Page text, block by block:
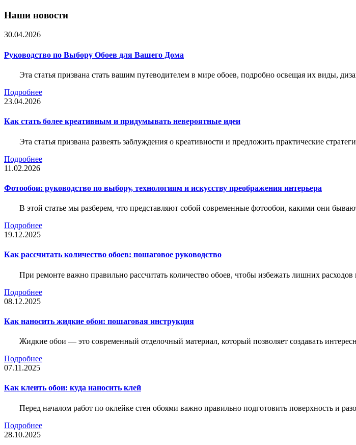
Наши новости
30.04.2026
Руководство по Выбору Обоев для Вашего Дома
Эта статья призвана стать вашим путеводителем в мире обоев, подробно освещая их виды,
Подробнее
23.04.2026
Как стать более креативным и придумывать невероятные идеи
Эта статья призвана развеять заблуждения о креативности и предложить практические
Подробнее
11.02.2026
Фотообои: руководство по выбору, технологиям и искусству преображения интерьера
В этой статье мы разберем, что представляют собой современные фотообои, какими они
Подробнее
19.12.2025
Как рассчитать количество обоев: пошаговое руководство
При ремонте важно правильно рассчитать количество обоев, чтобы избежать лишних расходов
Подробнее
08.12.2025
Как наносить жидкие обои: пошаговая инструкция
Жидкие обои — это современный отделочный материал, который позволяет создавать
Подробнее
07.11.2025
Как клеить обои: куда наносить клей
Перед началом работ по оклейке стен обоями важно правильно подготовить поверхность и
Подробнее
28.10.2025